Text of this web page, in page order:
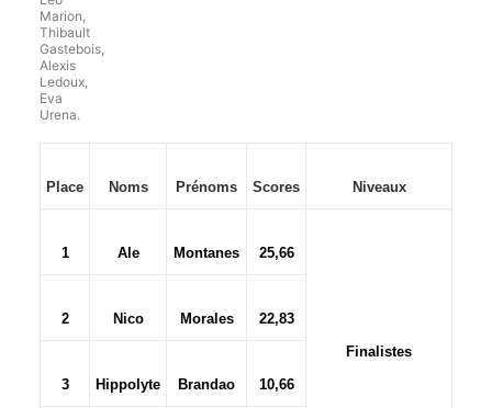
Marion,
Thibault
Gastebois,
Alexis
Ledoux,
Eva
Urena.
Place Noms Prénoms Scores Niveaux
1 Ale Montanes 25,66
Finalistes
2 Nico Morales 22,83
3 Hippolyte Brandao 10,66